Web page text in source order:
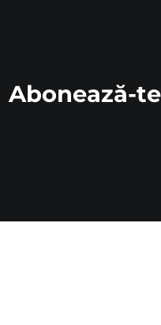
Abonează-